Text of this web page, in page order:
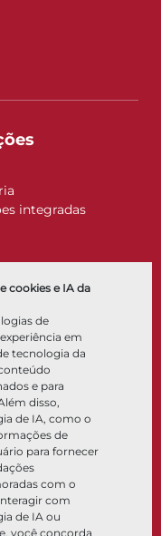
cookies e IA da
de
em
tecnologia da
e para
disso,
de IA, como o
de
para fornecer
com o
com
de IA ou
você concorda
integradas
de conhecimento
de materiais